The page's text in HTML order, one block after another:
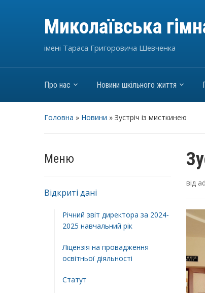
Миколаївська
імені Тараса Григоровича Шевченка
Про нас Новини шкільного життя
Головна » Новини » Зустріч із мисткинею
Меню
Відкриті дані
Річний звіт директора за 2024-
2025 навчальний рік
Ліцензія на провадження
освітньої діяльності
Статут
від